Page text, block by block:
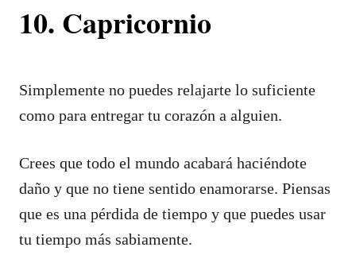
10. Capricornio
Simplemente no puedes relajarte lo suficiente
como para entregar tu corazón a alguien.
Crees que todo el mundo acabará haciéndote
daño y que no tiene sentido enamorarse. Piensas
que es una pérdida de tiempo y que puedes usar
tu tiempo más sabiamente.